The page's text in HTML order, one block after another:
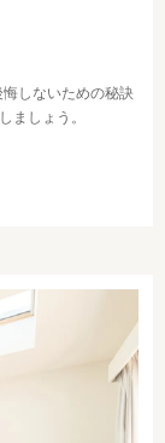
しないための秘訣
ましょう。